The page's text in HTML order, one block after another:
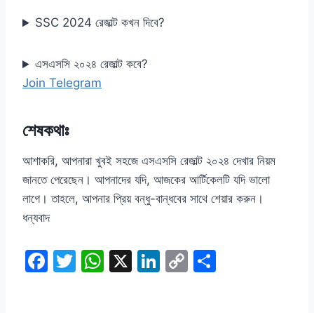
SSC 2024 রেজাল্ট কখন দিবে?
এসএসসি ২০২৪ রেজাল্ট কবে?
Join Telegram
শেষকথাঃ
আশাকরি, আপনারা খুবই সহজে এসএসসি রেজাল্ট ২০২৪ দেখার নিয়ম
জানতে পেরেছেন। আপনাদের যদি, আজকের আর্টিকেলটি যদি ভালো
লাগে। তাহলে, আপনার প্রিয় বন্ধু-বান্ধবের সাথে শেয়ার করুন।
ধন্যবাদ
F
T
W X
Li C